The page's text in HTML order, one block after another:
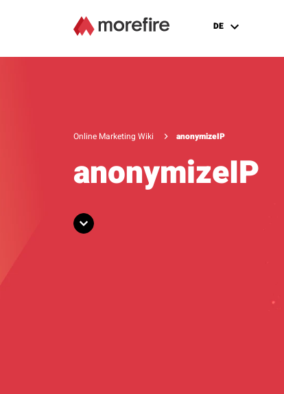
DE
Online Marketing Wiki anonymizeIP
anonymizeIP